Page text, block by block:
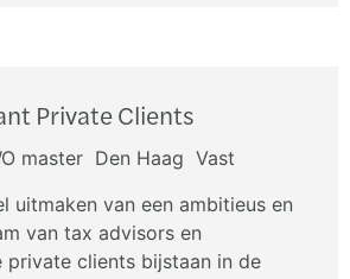
Private Clients
master Den Haag Vast
uitmaken van een ambitieus en
van tax advisors en
private clients bijstaan in de